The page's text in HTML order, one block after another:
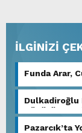
İLGİNİZİ
Funda Arar,
Dulkadiroğlu
Dönüşüm
Pazarcık’ta